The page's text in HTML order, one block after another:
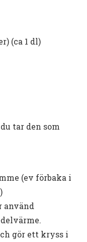
(ca 1 dl)
tar den som
(ev förbaka i
använd
gör ett kryss i